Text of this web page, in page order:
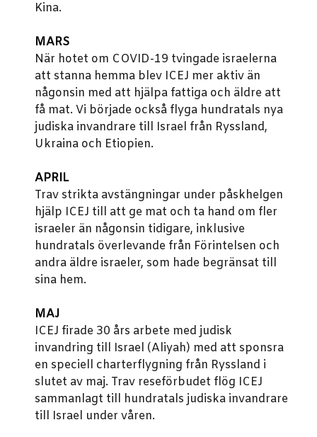
Kina.
MARS
När hotet om COVID-19 tvingade israelerna
att stanna hemma blev ICEJ mer aktiv än
någonsin med att hjälpa fattiga och äldre att
få mat. Vi började också flyga hundratals nya
judiska invandrare till Israel från Ryssland,
Ukraina och Etiopien.
APRIL
Trav strikta avstängningar under påskhelgen
hjälp ICEJ till att ge mat och ta hand om fler
israeler än någonsin tidigare, inklusive
hundratals överlevande från Förintelsen och
andra äldre israeler, som hade begränsat till
sina hem.
MAJ
ICEJ firade 30 års arbete med judisk
invandring till Israel (Aliyah) med att sponsra
en speciell charterflygning från Ryssland i
slutet av maj. Trav reseförbudet flög ICEJ
sammanlagt till hundratals judiska invandrare
till Israel under våren.